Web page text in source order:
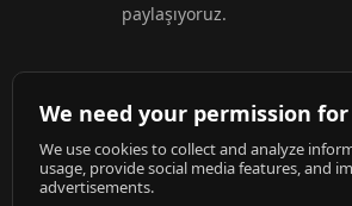
paylaşıyoruz.